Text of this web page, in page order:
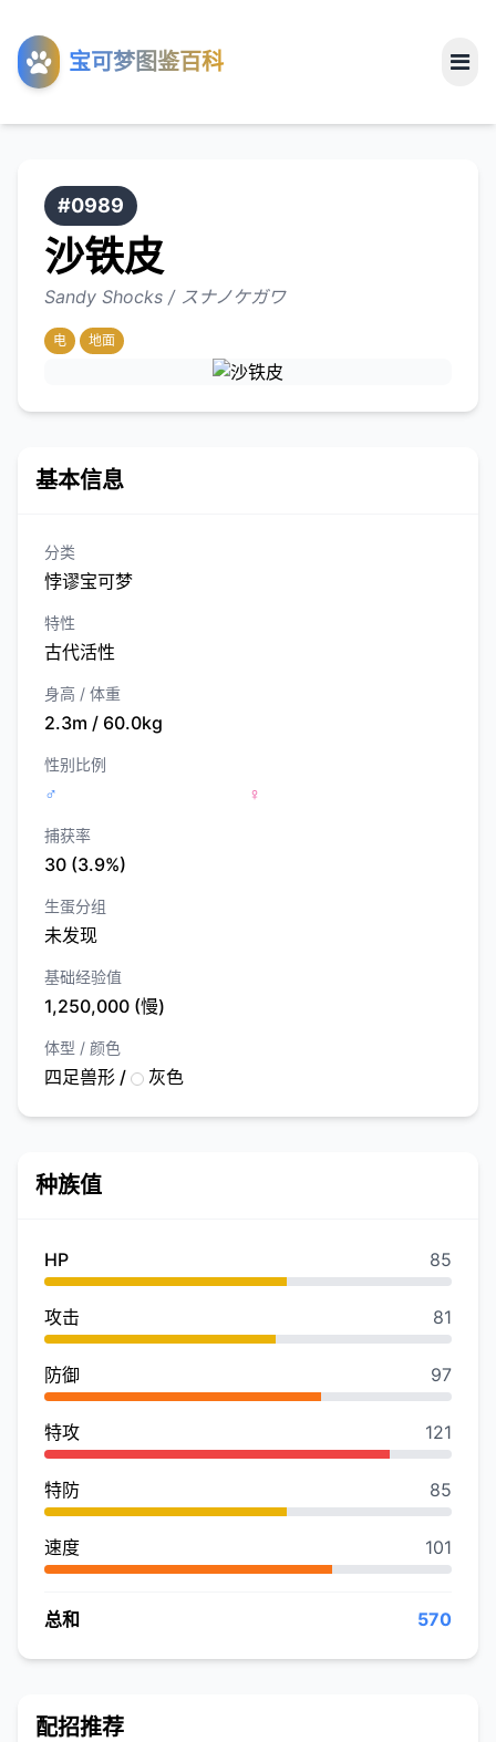
宝可梦图鉴百科
工具
关于
#0989
沙铁皮
Sandy Shocks / スナノケガワ
电 地面
基本信息
分类
悖谬宝可梦
特性
古代活性
身高 / 体重
2.3m / 60.0kg
性别比例
♂ ♀
捕获率
30 (3.9%)
生蛋分组
未发现
基础经验值
1,250,000 (慢)
体型 / 颜色
四足兽形 / 灰色
种族值
HP 85
攻击 81
防御 97
特攻 121
特防 85
速度 101
总和 570
配招推荐